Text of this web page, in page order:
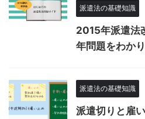
派遣法の基礎知識
2015年派遣法
年問題をわか
派遣法の基礎知識
派遣切りと雇